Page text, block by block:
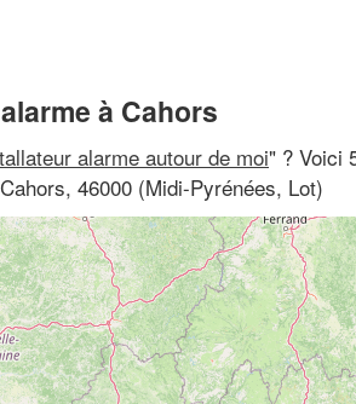
à Cahors
alarme autour de moi" ? Voici
46000 (Midi-Pyrénées, Lot)